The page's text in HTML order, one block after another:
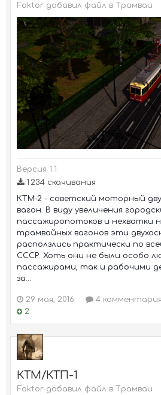
Faktor добавил файл в Трамваи
Версия 1.1
1 234 скачивания
КТМ-2 - советский моторный
вагон. В виду увеличения
пассажиропотоков и нехватки
трамвайных вагонов эти
расползлись практически по
СССР. Хоть они не были особо
пассажирами, так и рабочими
за...
29 мая, 2016 4 комментария
2
КТМ/КТП-1
Faktor добавил файл в Трамваи